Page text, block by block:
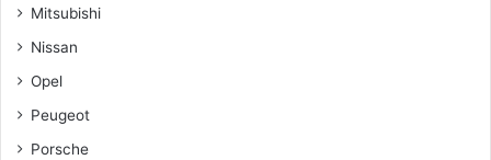
Mitsubishi
Nissan
Opel
Peugeot
Porsche